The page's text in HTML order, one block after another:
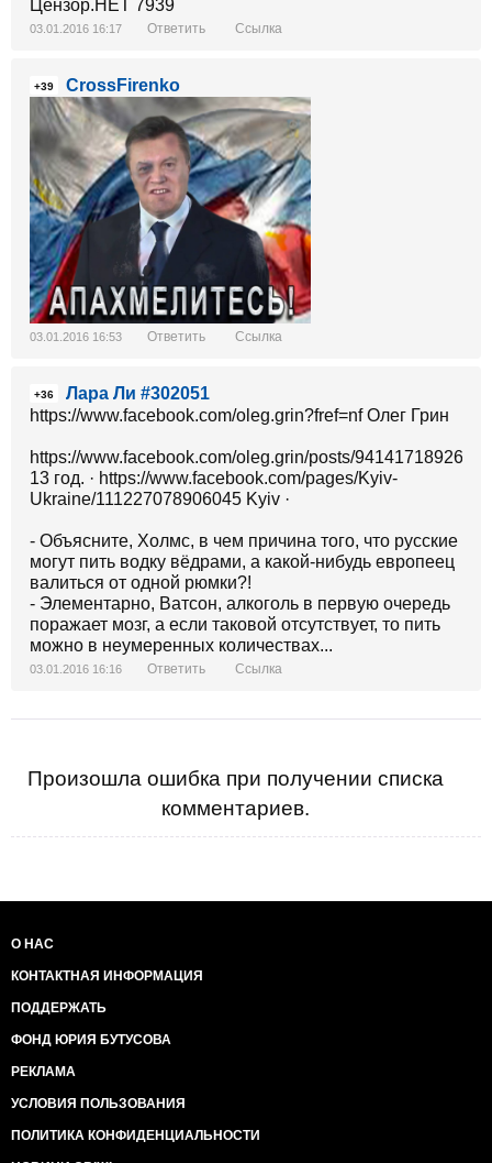
03.01.2016 16:17 Ответить Ссылка
+39 CrossFirenko
03.01.2016 16:53 Ответить Ссылка
+36
Лара Ли #302051
https://www.facebook.com/oleg.grin?fref=nf Олег Грин
https://www.facebook.com/oleg.grin/posts/
13 год. · https://www.facebook.com/pages/Kyiv-
Ukraine/111227078906045 Kyiv ·
- Объясните, Холмс, в чем причина того, что русские
могут пить водку вёдрами, а какой-нибудь европеец
валиться от одной рюмки?!
- Элементарно, Ватсон, алкоголь в первую очередь
поражает мозг, а если таковой отсутствует, то пить
можно в неумеренных количествах...
03.01.2016 16:16 Ответить Ссылка
Произошла ошибка при получении списка
комментариев.
О НАС
КОНТАКТНАЯ ИНФОРМАЦИЯ
ПОДДЕРЖАТЬ
ФОНД ЮРИЯ БУТУСОВА
РЕКЛАМА
УСЛОВИЯ ПОЛЬЗОВАНИЯ
ПОЛИТИКА КОНФИДЕНЦИАЛЬНОСТИ